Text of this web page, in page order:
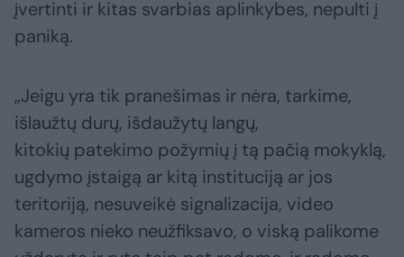
įvertinti ir kitas svarbias aplinkybes, nepulti į
paniką.
„Jeigu yra tik pranešimas ir nėra, tarkime,
išlaužtų durų, išdaužytų langų,
kitokių patekimo požymių į tą pačią mokyklą,
ugdymo įstaigą ar kitą instituciją ar jos
teritoriją, nesuveikė signalizacija, video
kameros nieko neužfiksavo, o viską palikome